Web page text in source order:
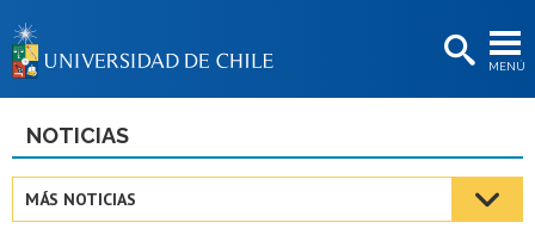
MENÚ
BIBLIOTECAS
Estudiantes
NOTICIAS
MÁS NOTICIAS